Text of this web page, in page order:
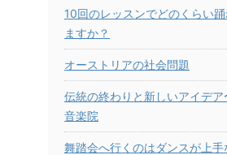
10回のレッスンでどのくらい
ますか？
オーストリアの社会問題
伝統の終わりと新しいアイデ
音楽院
舞踏会へ行くのはダンスが上手